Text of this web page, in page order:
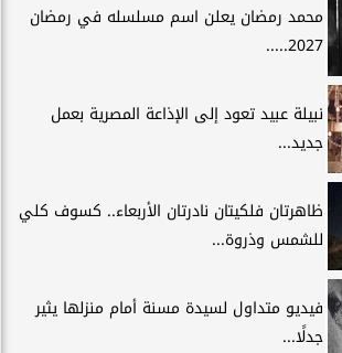
محمد رمضان يعلن اسم مسلسله في رمضان
2027.....
نبيلة عبيد تعود إلى الإذاعة المصرية بعمل
جديد...
ظاهرتان فلكيتان نادرتان الأربعاء.. كسوف كلي
للشمس وذروة...
فيديو متداول لسيدة مسنة أمام منزلها يثير
جدلًا...